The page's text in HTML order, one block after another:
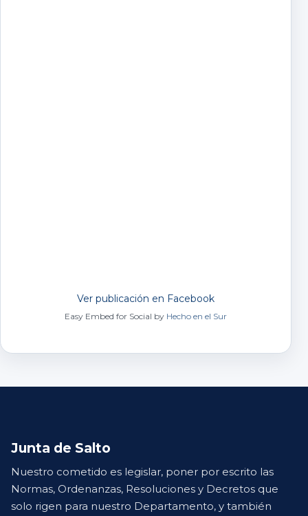
Ver publicación en Facebook
Easy Embed for Social by Hecho en el Sur
Junta de Salto
Nuestro cometido es legislar, poner por escrito las
Normas, Ordenanzas, Resoluciones y Decretos que
solo rigen para nuestro Departamento, y también